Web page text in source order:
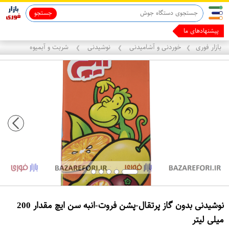
جستجو
پیشنهادهای ما رو برا
بازار فوری ❯ خوردنی و آشامیدنی ❯ نوشیدنی ❯ شربت و آبمیوه
نوشیدنی بدون گاز پرتقال-پشن فروت-انبه سن ایچ مقدار 200
میلی لیتر